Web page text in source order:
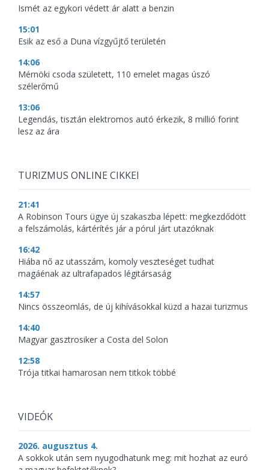
Ismét az egykori védett ár alatt a benzin
15:01
Esik az eső a Duna vízgyűjtő területén
14:06
Mérnöki csoda született, 110 emelet magas úszó
szélerőmű
13:06
Legendás, tisztán elektromos autó érkezik, 8 millió forint
lesz az ára
TURIZMUS ONLINE CIKKEI
21:41
A Robinson Tours ügye új szakaszba lépett: megkezdődött
a felszámolás, kártérítés jár a pórul járt utazóknak
16:42
Hiába nő az utasszám, komoly veszteséget tudhat
magáénak az ultrafapados légitársaság
14:57
Nincs összeomlás, de új kihívásokkal küzd a hazai turizmus
14:40
Magyar gasztrosiker a Costa del Solon
12:58
Trója titkai hamarosan nem titkok többé
VIDEÓK
2026. augusztus 4.
A sokkok után sem nyugodhatunk meg: mit hozhat az euró